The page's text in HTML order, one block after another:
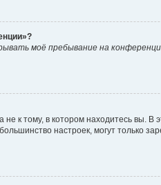
моё пребывание на
к тому, в котором находитесь вы.
настроек, могут только